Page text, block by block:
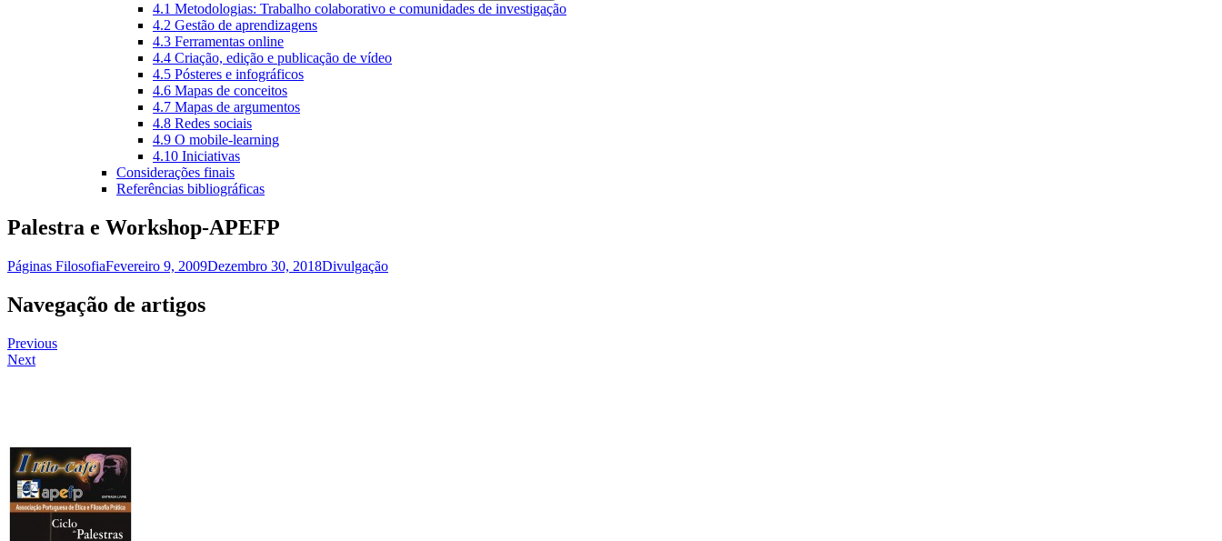
4.1 Metodologias: Trabalho colaborativo e comunidades de investigação
4.2 Gestão de aprendizagens
4.3 Ferramentas online
4.4 Criação, edição e publicação de vídeo
4.5 Pósteres e infográficos
4.6 Mapas de conceitos
4.7 Mapas de argumentos
4.8 Redes sociais
4.9 O mobile-learning
4.10 Iniciativas
Considerações finais
Referências bibliográficas
Palestra e Workshop-APEFP
Páginas FilosofiaFevereiro 9, 2009Dezembro 30, 2018Divulgação
Navegação de artigos
Previous
Next